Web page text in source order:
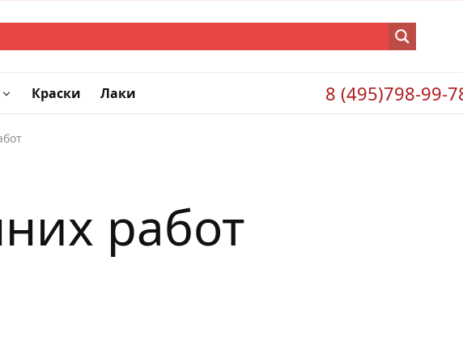
Краски Лаки 8 (495)798-99-
работ